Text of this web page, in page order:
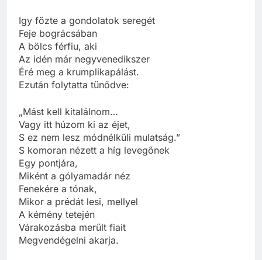
Igy főzte a gondolatok seregét
Feje bográcsában
A bölcs férfiu, aki
Az idén már negyvenedikszer
Éré meg a krumplikapálást.
Ezután folytatta tünődve:
„Mást kell kitalálnom…
Vagy itt húzom ki az éjet,
S ez nem lesz módnélkűli mulatság.”
S komoran nézett a híg levegőnek
Egy pontjára,
Miként a gólyamadár néz
Fenekére a tónak,
Mikor a prédát lesi, mellyel
A kémény tetején
Várakozásba merűlt fiait
Megvendégelni akarja.